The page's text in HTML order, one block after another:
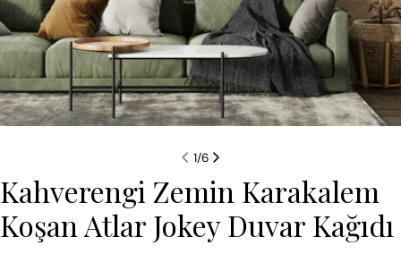
1/6
Kahverengi Zemin Karakalem
Koşan Atlar Jokey Duvar Kağıdı